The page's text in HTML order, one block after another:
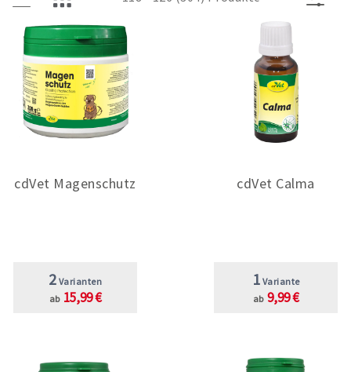
cdVet Magenschutz
2 Varianten
ab 15,99 €
cdVet Calma
1 Variante
ab 9,99 €